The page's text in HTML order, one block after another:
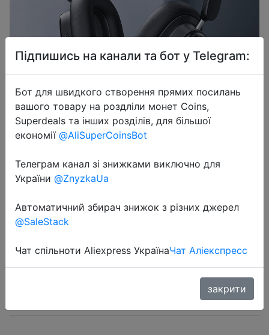
2023-10-02
Baseus Bowie H1i Wireless
Noise Cancellation Hi-Res 3D
Spatial Audio Over the Ear Headsets
100H
$26.3
Підпишись на канали та бот у Telegram:
Бот для швидкого створення прямих посилань
вашого товару на роздліли монет Coins,
Superdeals та інших розділів, для більшої
економії @AliSuperCoinsBot
Телеграм канал зі знижками виключно для
України @ZnyzkaUa
Автоматичний збирач знижок з різних джерел
@SaleStack
Чат спільноти Aliexpress УкраїнаЧат Аліекспресс
закрити